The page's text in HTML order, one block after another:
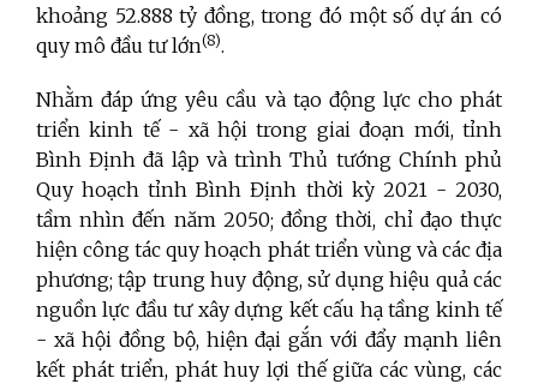
khoảng 52.888 tỷ đồng, trong đó một số dự án có
quy mô đầu tư lớn(8).
Nhằm đáp ứng yêu cầu và tạo động lực cho phát
triển kinh tế - xã hội trong giai đoạn mới, tỉnh
Bình Định đã lập và trình Thủ tướng Chính phủ
Quy hoạch tỉnh Bình Định thời kỳ 2021 - 2030,
tầm nhìn đến năm 2050; đồng thời, chỉ đạo thực
hiện công tác quy hoạch phát triển vùng và các địa
phương; tập trung huy động, sử dụng hiệu quả các
nguồn lực đầu tư xây dựng kết cấu hạ tầng kinh tế
- xã hội đồng bộ, hiện đại gắn với đẩy mạnh liên
kết phát triển, phát huy lợi thế giữa các vùng, các